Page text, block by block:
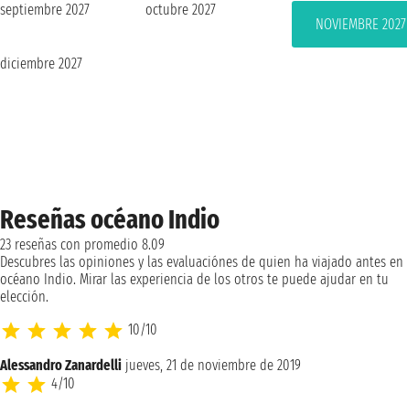
septiembre 2027
octubre 2027
NOVIEMBRE 2027
diciembre 2027
Reseñas océano Indio
23 reseñas con promedio 8.09
Descubres las opiniones y las evaluaciónes de quien ha viajado antes en
océano Indio. Mirar las experiencia de los otros te puede ajudar en tu
elección.
10/10
Alessandro Zanardelli jueves, 21 de noviembre de 2019
4/10